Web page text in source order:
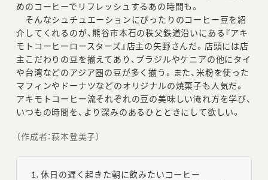
めのコーヒーでリフレッシュするあの時間も。
そんなシュチュエーションにぴったりのコーヒー豆を紹
介してくれるのが、熊谷市本石の秩父鉄道沿いにある『アキ
モトコーヒーロースターズ』店主の矢野さんだ。店頭には店
主こだわりの豆を揃えてあり、ブラジルやケニアの他にタイ
や台湾などのアジア圏の豆が多く揃う。また、米粉を使った
マフィンやドーナツなどのオリジナルの焼菓子も人気だ。
アキモトコーヒー流それぞれの豆の美味しい淹れ方を学び、
いつもの時間を、より深みのあるひとときにして欲しい。
（作成者：萩本登美子）
休日の遅く起きた朝に飲みたいコーヒー